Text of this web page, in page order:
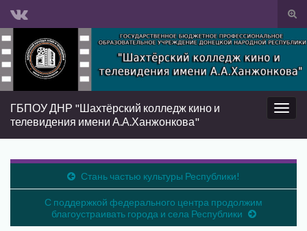
Вкл/
Search for:
Вкл/
ГБПОУ ДНР "Шахтёрский колледж кино и
телевидения имени А.А.Ханжонкова"
Стань частью культуры Республики!
С поддержкой федерального центра продолжим
благоустраивать города и села Республики